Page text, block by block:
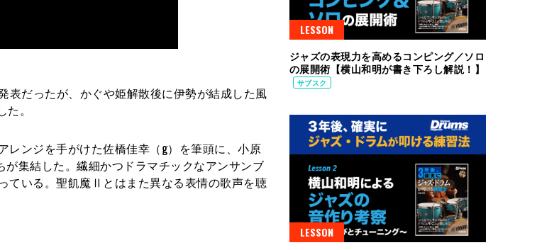
表だったが、かぐや姫解散後に伊勢が結成した風
。
ンジを手がけた佐橋佳幸（g）を筆頭に、小原
が集結した。繊細かつドラマチックなアンサンブ
ている。聖飢魔Ⅱとはまた異なる表情の歌声を聴
LESSON
ジャズの表現力を高めるコンピング／ソロ
の展開術【横山和明が書き下ろし解説！】
サブスク
LESSON